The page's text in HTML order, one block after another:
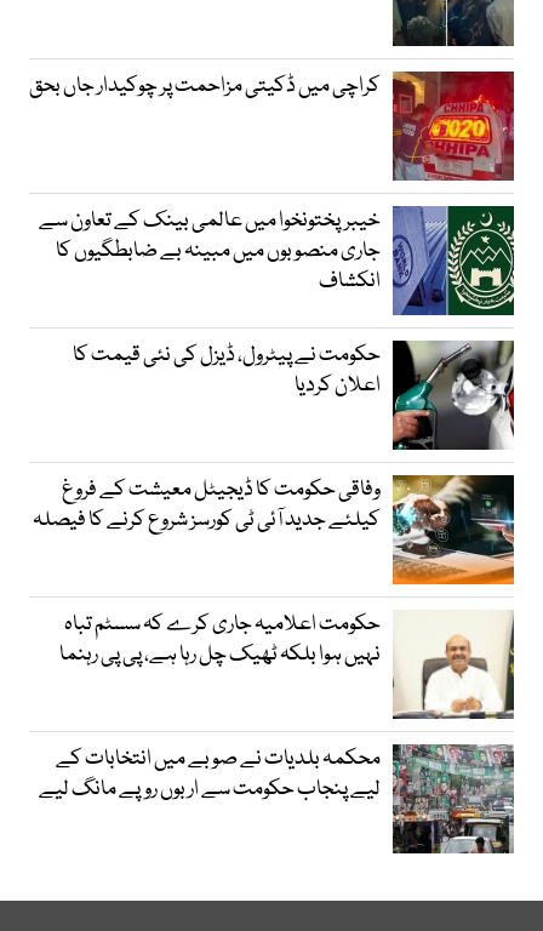
کراچی میں ڈکیتی مزاحمت پر چوکیدار جاں بحق
خیبرپختونخوا میں عالمی بینک کے تعاون سے
جاری منصوبوں میں مبینہ بے ضابطگیوں کا
انکشاف
حکومت نے پیٹرول، ڈیزل کی نئی قیمت کا
اعلان کردیا
وفاقی حکومت کا ڈیجیٹل معیشت کے فروغ
کیلئے جدید آئی ٹی کورسز شروع کرنے کا فیصلہ
حکومت اعلامیہ جاری کرے کہ سسٹم تباہ
نہیں ہوا بلکہ ٹھیک چل رہا ہے، پی پی رہنما
محکمہ بلدیات نے صوبے میں انتخابات کے
لیے پنجاب حکومت سے اربوں روپے مانگ لیے